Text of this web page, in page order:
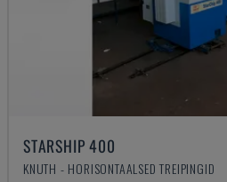
STARSHIP 400
KNUTH - HORISONTAALSED TREIPINGID